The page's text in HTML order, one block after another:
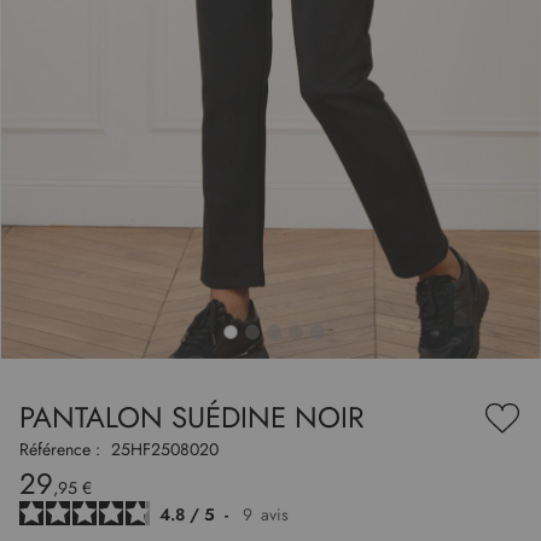
PANTALON SUÉDINE NOIR
à
Référence : 25HF2508020
29,95 €
4.8 / 5 - 9 avis